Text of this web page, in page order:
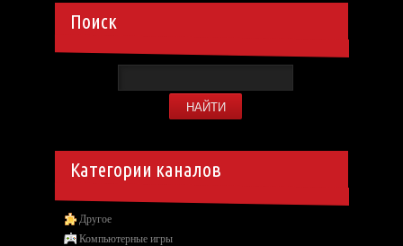
Поиск
Категории каналов
Другое
Компьютерные игры